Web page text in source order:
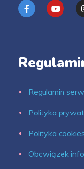
Regulamin
Polityka
Polityka cookies
Obowiązek